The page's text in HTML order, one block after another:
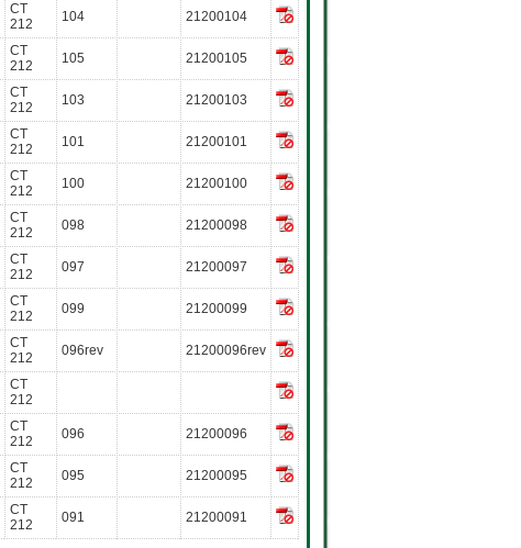
CT
212
104 21200104
CT
212
105 21200105
CT
212
103 21200103
CT
212
101 21200101
CT
212
100 21200100
CT
212
098 21200098
CT
212
097 21200097
CT
212
099 21200099
CT
212
096rev 21200096rev
CT
212
CT
212
096 21200096
CT
212
095 21200095
CT
212
091 21200091